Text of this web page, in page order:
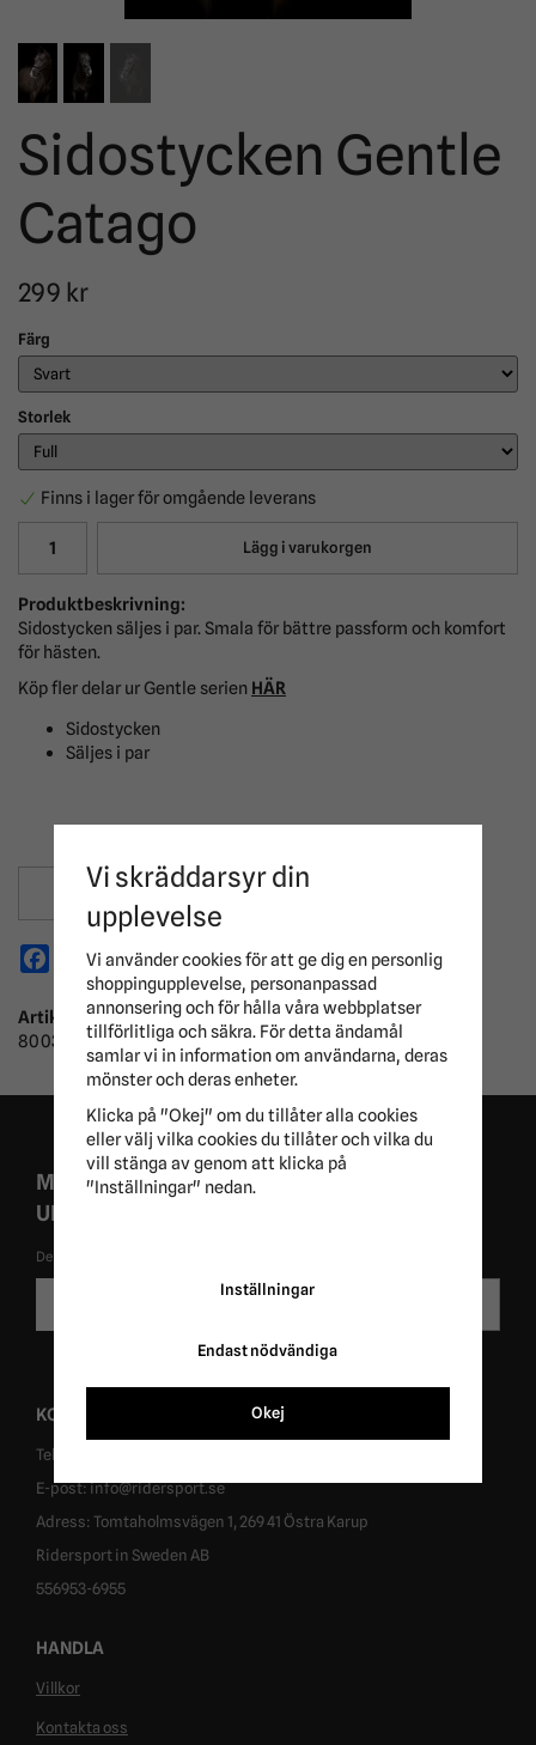
Sidostycken Gentle
Catago
299 kr
Färg
Storlek
Finns i lager för omgående leverans
Lägg i varukorgen
Produktbeskrivning:
Sidostycken säljes i par. Smala för bättre passform och komfort
för hästen.
Köp fler delar ur Gentle serien HÄR
Sidostycken
Säljes i par
Spara som favorit
Facebook
X EmailPinterest
Artikelnummer:
800304001
MISSA ALDRIG EXKLUSIVA KAMPANJER OCH
UNIKA ERBJUDANDEN!
De uppgifter du matar in kommer endast användas till våra nyhetsbrev.
KONTAKT
Tel: 0431-302040
E-post: info@ridersport.se
Adress: Tomtaholmsvägen 1, 269 41 Östra Karup
Ridersport in Sweden AB
556953-6955
HANDLA
Villkor
Kontakta oss
Vi skräddarsyr din
upplevelse
Vi använder cookies för att ge dig en personlig
shoppingupplevelse, personanpassad
annonsering och för hålla våra webbplatser
tillförlitliga och säkra. För detta ändamål
samlar vi in information om användarna, deras
mönster och deras enheter.
Klicka på "Okej" om du tillåter alla cookies
eller välj vilka cookies du tillåter och vilka du
vill stänga av genom att klicka på
"Inställningar" nedan.
Inställningar
Endast nödvändiga
Okej